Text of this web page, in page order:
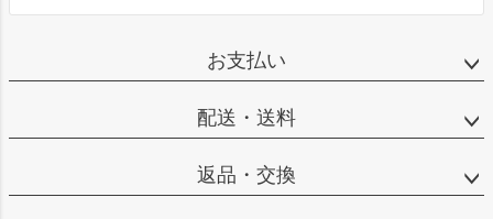
お支払い
配送・送料
返品・交換